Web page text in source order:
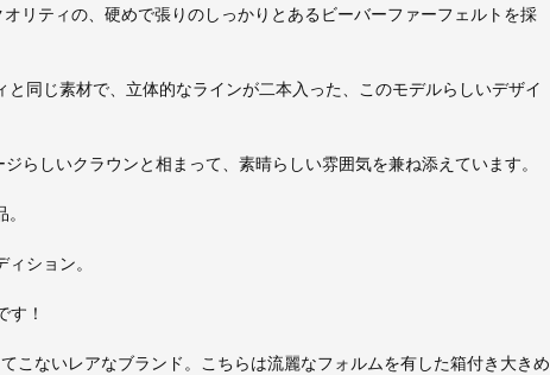
リティの、硬めで張りのしっかりとあるビーバーファーフェルトを採
同じ素材で、立体的なラインが二本入った、このモデルらしいデザイ
らしいクラウンと相まって、素晴らしい雰囲気を兼ね添えています。
ション。
す！
こないレアなブランド。こちらは流麗なフォルムを有した箱付き大きめ